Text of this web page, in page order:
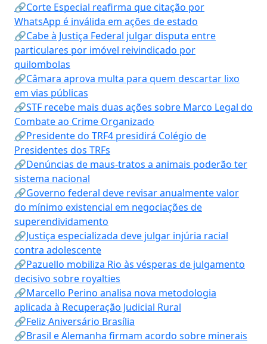
🔗Corte Especial reafirma que citação por
WhatsApp é inválida em ações de estado
🔗Cabe à Justiça Federal julgar disputa entre
particulares por imóvel reivindicado por
quilombolas
🔗Câmara aprova multa para quem descartar lixo
em vias públicas
🔗STF recebe mais duas ações sobre Marco Legal do
Combate ao Crime Organizado
🔗Presidente do TRF4 presidirá Colégio de
Presidentes dos TRFs
🔗Denúncias de maus-tratos a animais poderão ter
sistema nacional
🔗Governo federal deve revisar anualmente valor
do mínimo existencial em negociações de
superendividamento
🔗Justiça especializada deve julgar injúria racial
contra adolescente
🔗Pazuello mobiliza Rio às vésperas de julgamento
decisivo sobre royalties
🔗Marcello Perino analisa nova metodologia
aplicada à Recuperação Judicial Rural
🔗Feliz Aniversário Brasília
🔗Brasil e Alemanha firmam acordo sobre minerais